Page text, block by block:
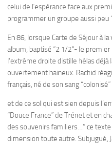
celui de l’espérance face aux
programmer un groupe aussi peu
En 86, lorsque Carte de Séjour à
album, baptisé “2 1/2”- le
l’extrême droite distille hélas
ouvertement haineux. Rachid
français, né de son sang “colonisé”
et de ce sol qui est sien depuis
“Douce France” de Trénet et en
des souvenirs familiers…” ce
dimension toute autre. Subjugué,